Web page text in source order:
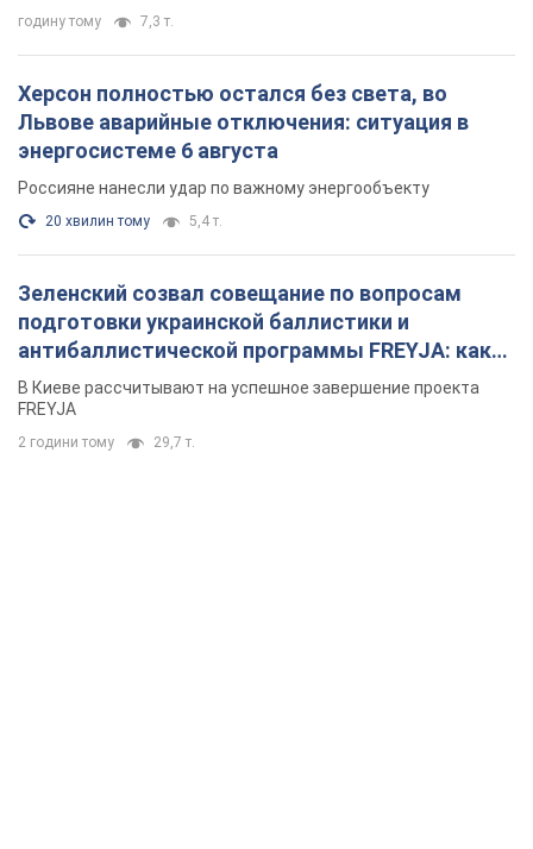
годину тому 7,3 т.
Херсон полностью остался без света, во
Львове аварийные отключения: ситуация в
энергосистеме 6 августа
Россияне нанесли удар по важному энергообъекту
20 хвилин тому 5,4 т.
Зеленский созвал совещание по вопросам
подготовки украинской баллистики и
антибаллистической программы FREYJA: какие
решения готовятся
В Киеве рассчитывают на успешное завершение проекта
FREYJA
2 години тому 29,7 т.